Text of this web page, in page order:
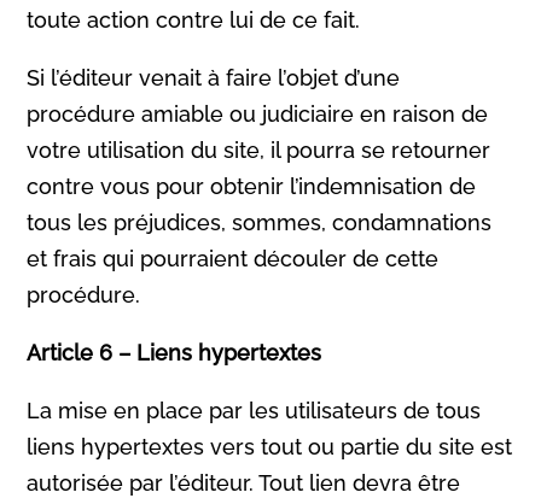
toute action contre lui de ce fait.
Si l’éditeur venait à faire l’objet d’une
procédure amiable ou judiciaire en raison de
votre utilisation du site, il pourra se retourner
contre vous pour obtenir l’indemnisation de
tous les préjudices, sommes, condamnations
et frais qui pourraient découler de cette
procédure.
Article 6 – Liens hypertextes
La mise en place par les utilisateurs de tous
liens hypertextes vers tout ou partie du site est
autorisée par l’éditeur. Tout lien devra être